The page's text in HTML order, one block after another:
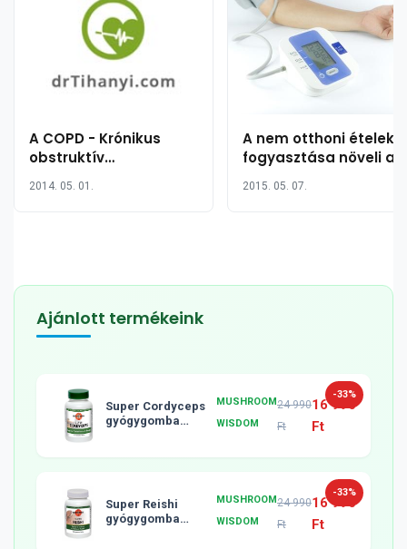
A COPD - Krónikus
obstruktív
2014. 05. 01.
A nem otthoni ételek
fogyasztása növeli a
kockázatát
2015. 05. 07.
Ajánlott termékeink
-33%
Super Cordyceps
gyógygomba
MUSHROOM
WISDOM
24 990
Ft
16 990
Ft
-33%
Super Reishi
gyógygomba
MUSHROOM
WISDOM
24 990
Ft
16 990
Ft